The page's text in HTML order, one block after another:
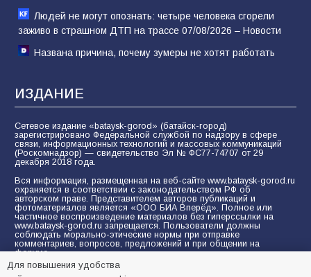
Людей не могут опознать: четыре человека сгорели
заживо в страшном ДТП на трассе 07/08/2026 – Новости
Названа причина, почему зумеры не хотят работать
ИЗДАНИЕ
Сетевое издание «bataysk-gorod» (батайск-город)
зарегистрировано Федеральной службой по надзору в сфере
связи, информационных технологий и массовых коммуникаций
(Роскомнадзор) — свидетельство Эл № ФС77-74707 от 29
декабря 2018 года.
Вся информация, размещенная на веб-сайте www.bataysk-gorod.ru
охраняется в соответствии с законодательством РФ об
авторском праве. Представителем авторов публикаций и
фотоматериалов является «ООО БИА Вперёд». Полное или
частичное воспроизведение материалов без гиперссылки на
www.bataysk-gorod.ru запрещается. Пользователи должны
соблюдать морально-этические нормы при отправке
комментариев, вопросов, предложений и при общении на
форуме.
Политика конфиденциальности и защиты информации
Для повышения удобства